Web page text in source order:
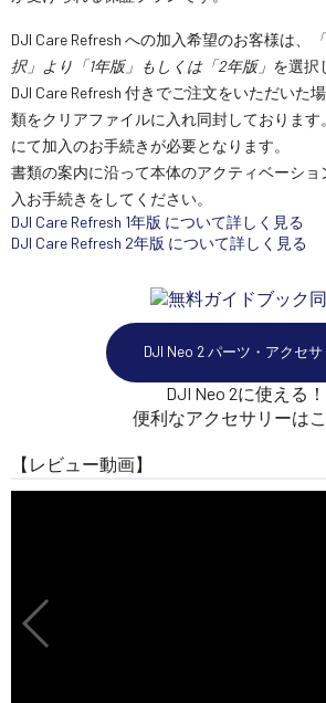
DJI Care Refresh への加入希望のお客様は、
択」より「1年版」もしくは「2年版」 を選択
DJI Care Refresh 付きでご注文をいただいた
類をクリアファイルに入れ同封しておりま
にて加入のお手続きが必要となります。
書類の案内に沿って本体のアクティベーシ
入お手続きをしてください。
DJI Care Refresh 1年版 について詳しく見る
DJI Care Refresh 2年版 について詳しく見る
DJI Neo 2 パーツ・アクセサ
DJI Neo 2に使える！
便利なアクセサリーは
【レビュー動画】